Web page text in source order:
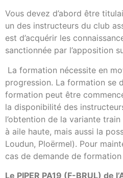
Vous devez d’abord être
un des instructeurs du club
est d’acquérir les
sanctionnée par l’apposition
La formation nécessite en
progression. La formation se
formation peut être
la disponibilité des
l’obtention de la variante
à aile haute, mais aussi la
Loudun, Ploërmel). Pour
cas de demande de
Le PIPER PA19 (F-BRUL) de